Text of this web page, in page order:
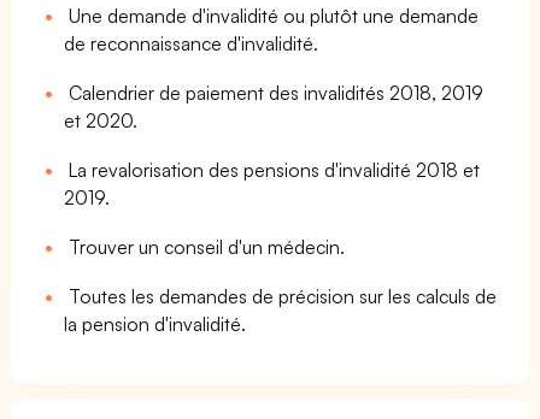
Une demande d'invalidité ou plutôt une demande
de reconnaissance d'invalidité.
Calendrier de paiement des invalidités 2018, 2019
et 2020.
La revalorisation des pensions d'invalidité 2018 et
2019.
Trouver un conseil d'un médecin.
Toutes les demandes de précision sur les calculs de
la pension d'invalidité.